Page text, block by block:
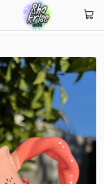
Poderosas